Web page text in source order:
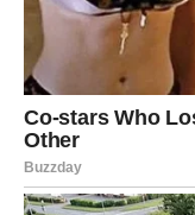
Karmička
Priznanje i
Strpljenje
najveća